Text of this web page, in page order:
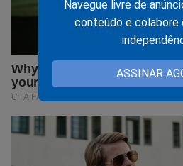
Navegue livre de
conteúdo e colabore
ASSINAR